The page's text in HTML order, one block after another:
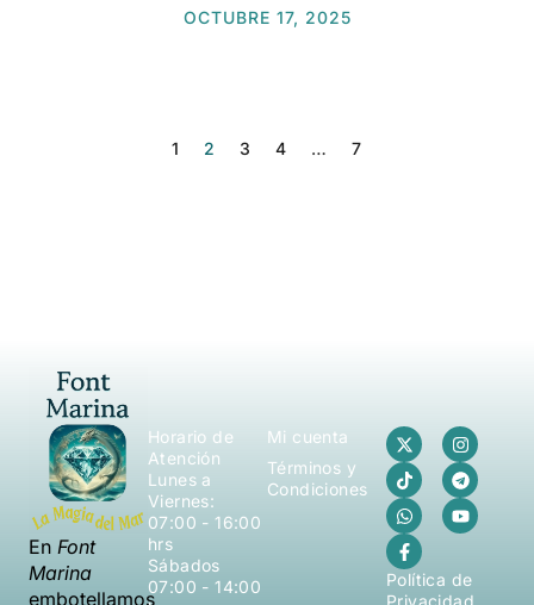
OCTUBRE 17, 2025
1 2 3 4 … 7
En Font
Marina
embotellamos
Horario de
Atención
Lunes a
Viernes:
07:00 - 16:00
hrs
Sábados
07:00 - 14:00
Mi cuenta
Términos y
Condiciones
Política de